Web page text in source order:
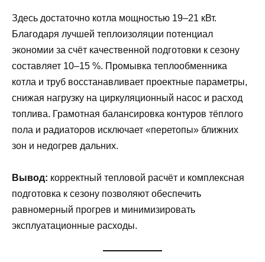
Здесь достаточно котла мощностью 19–21 кВт.
Благодаря лучшей теплоизоляции потенциал
экономии за счёт качественной подготовки к сезону
составляет 10–15 %. Промывка теплообменника
котла и труб восстанавливает проектные параметры,
снижая нагрузку на циркуляционный насос и расход
топлива. Грамотная балансировка контуров тёплого
пола и радиаторов исключает «перетопы» ближних
зон и недогрев дальних.
Вывод: корректный тепловой расчёт и комплексная
подготовка к сезону позволяют обеспечить
равномерный прогрев и минимизировать
эксплуатационные расходы.